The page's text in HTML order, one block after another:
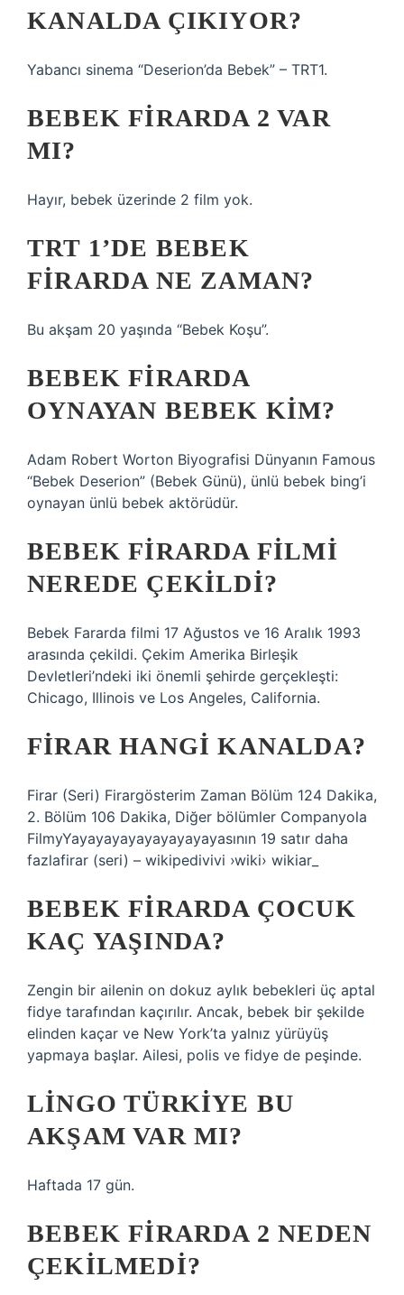
KANALDA ÇIKIYOR?
Yabancı sinema “Deserion’da Bebek” – TRT1.
BEBEK FIRARDA 2 VAR
MI?
Hayır, bebek üzerinde 2 film yok.
TRT 1’DE BEBEK
FIRARDA NE ZAMAN?
Bu akşam 20 yaşında “Bebek Koşu”.
BEBEK FIRARDA
OYNAYAN BEBEK KIM?
Adam Robert Worton Biyografisi Dünyanın Famous
“Bebek Deserion” (Bebek Günü), ünlü bebek bing’i
oynayan ünlü bebek aktörüdür.
BEBEK FIRARDA FILMI
NEREDE ÇEKILDI?
Bebek Fararda filmi 17 Ağustos ve 16 Aralık 1993
arasında çekildi. Çekim Amerika Birleşik
Devletleri’ndeki iki önemli şehirde gerçekleşti:
Chicago, Illinois ve Los Angeles, California.
FIRAR HANGI KANALDA?
Firar (Seri) Firargösterim Zaman Bölüm 124 Dakika,
2. Bölüm 106 Dakika, Diğer bölümler Companyola
FilmyYayayayayayayayayayasının 19 satır daha
fazlafirar (seri) – wikipedivivi ›wiki› wikiar_
BEBEK FIRARDA ÇOCUK
KAÇ YAŞINDA?
Zengin bir ailenin on dokuz aylık bebekleri üç aptal
fidye tarafından kaçırılır. Ancak, bebek bir şekilde
elinden kaçar ve New York’ta yalnız yürüyüş
yapmaya başlar. Ailesi, polis ve fidye de peşinde.
LINGO TÜRKIYE BU
AKŞAM VAR MI?
Haftada 17 gün.
BEBEK FIRARDA 2 NEDEN
ÇEKILMEDI?